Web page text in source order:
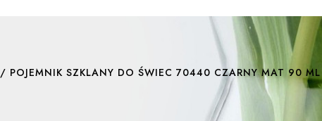
/ POJEMNIK SZKLANY DO ŚWIEC 70440 CZARNY MAT 90